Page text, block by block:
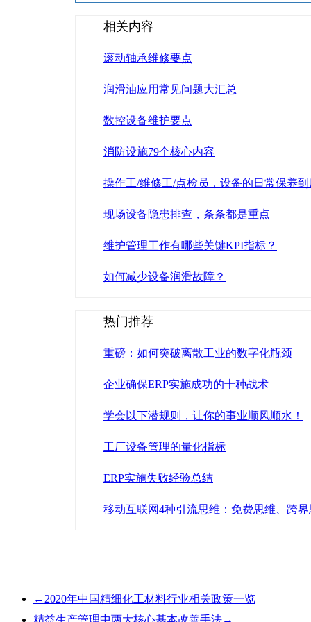
相关内容
滚动轴承维修要点
润滑油应用常见问题大汇总
数控设备维护要点
消防设施79个核心内容
操作工/维修工/点检员，设备的日常保养到
现场设备隐患排查，条条都是重点
维护管理工作有哪些关键KPI指标？
如何减少设备润滑故障？
热门推荐
重磅：如何突破离散工业的数字化瓶颈
企业确保ERP实施成功的十种战术
学会以下潜规则，让你的事业顺风顺水！
工厂设备管理的量化指标
ERP实施失败经验总结
移动互联网4种引流思维：免费思维、跨
←2020年中国精细化工材料行业相关政策一览